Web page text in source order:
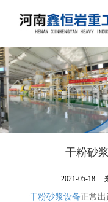
干粉砂
2021-05-18
干粉砂浆设备正常